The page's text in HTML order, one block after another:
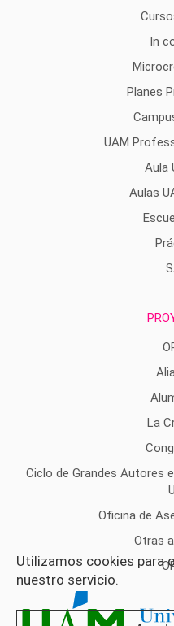
Utilizamos cookies para
nuestro servicio.
In
Planes
UAM
Aula
Aulas
La
Ciclo de Grandes Autores
Oficina de
Otras